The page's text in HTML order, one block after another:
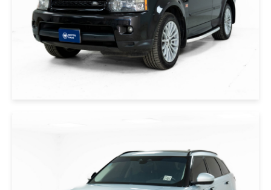
LAND ROVER RANGE ROVER
2021 PLATA